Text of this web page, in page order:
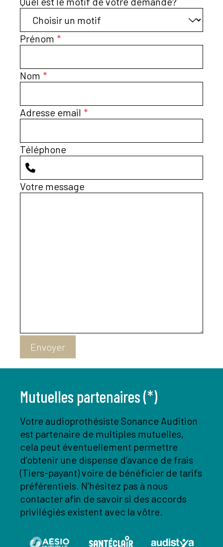
Prénom *
Nom *
Adresse email *
Téléphone
Votre message
Envoyer
Mutuelles partenaires (*)
Votre audioprothésiste Sonance Audition
est partenaire de multiples mutuelles,
cela peut éventuellement permettre
d’obtenir une dispense d’avance de frais
(Tiers-payant) voire de bénéficier de tarifs
préférentiels. N’hésitez pas à nous
contacter afin de savoir si des accords
privilégiés existent avec la vôtre.